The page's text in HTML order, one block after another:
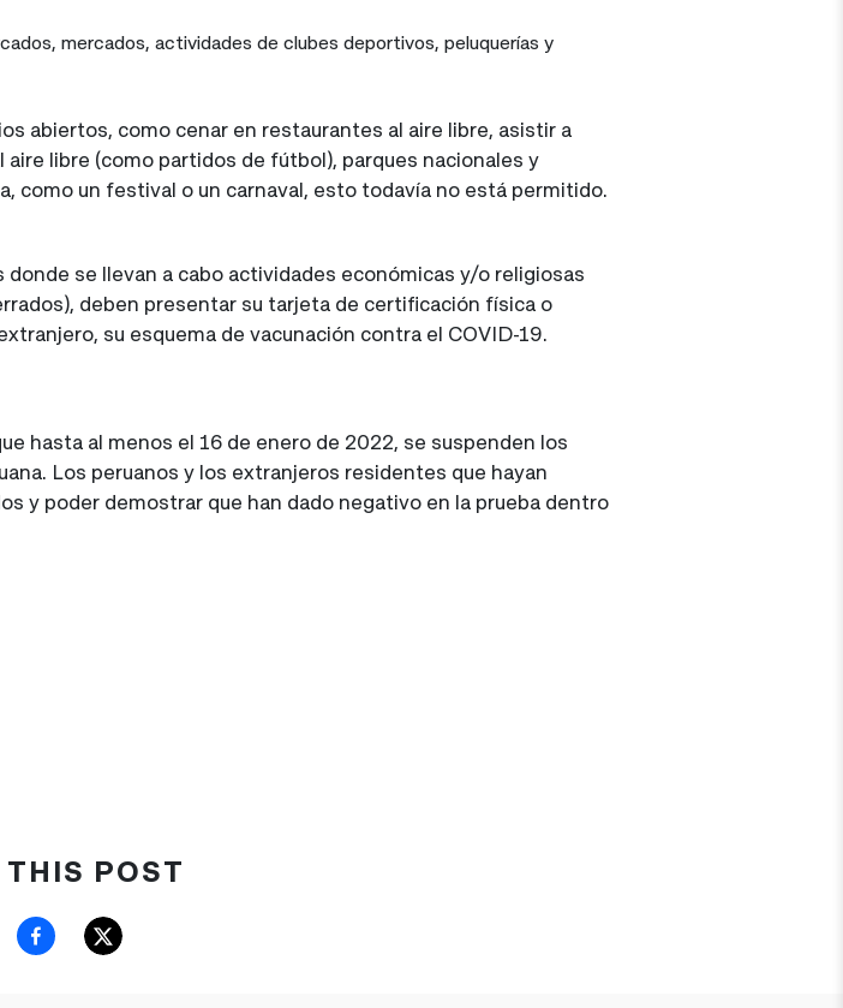
mercados, actividades de clubes deportivos, peluquerías y
abiertos, como cenar en restaurantes al aire libre, asistir a
libre (como partidos de fútbol), parques nacionales y
como un festival o un carnaval, esto todavía no está permitido.
se llevan a cabo actividades económicas y/o religiosas
deben presentar su tarjeta de certificación física o
su esquema de vacunación contra el COVID-19.
hasta al menos el 16 de enero de 2022, se suspenden los
Los peruanos y los extranjeros residentes que hayan
y poder demostrar que han dado negativo en la prueba dentro
THIS POST